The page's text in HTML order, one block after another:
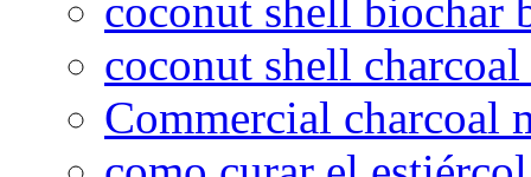
coconut shell biochar
coconut shell
Commercial charcoal